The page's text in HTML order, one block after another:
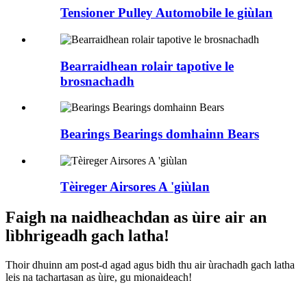
Tensioner Pulley Automobile le giùlan
Bearraidhean rolair tapotive le
brosnachadh
Bearings Bearings domhainn Bears
Tèireger Airsores A 'giùlan
Faigh na naidheachdan as ùire air an
lìbhrigeadh gach latha!
Thoir dhuinn am post-d agad agus bidh thu air ùrachadh gach latha
leis na tachartasan as ùire, gu mionaideach!